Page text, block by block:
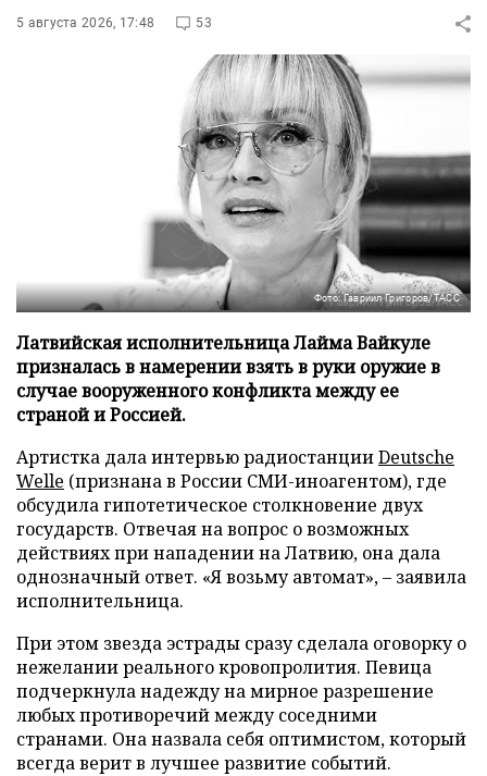
5 августа 2026, 17:48 53
Фото: Гавриил Григоров/ТАСС
Латвийская исполнительница Лайма Вайкуле
призналась в намерении взять в руки оружие в
случае вооруженного конфликта между ее
страной и Россией.
Артистка дала интервью радиостанцииDeutsche
Welle (признана в России СМИ-иноагентом), где
обсудила гипотетическое столкновение двух
государств. Отвечая на вопрос о возможных
действиях при нападении на Латвию, она дала
однозначный ответ. «Я возьму автомат», – заявила
исполнительница.
При этом звезда эстрады сразу сделала оговорку о
нежелании реального кровопролития. Певица
подчеркнула надежду на мирное разрешение
любых противоречий между соседними
странами. Она назвала себя оптимистом, который
всегда верит в лучшее развитие событий.